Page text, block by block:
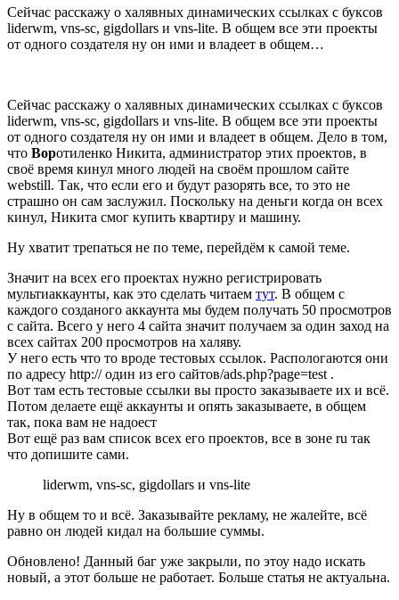
Сейчас расскажу о халявных динамических ссылках с буксов
liderwm, vns-sc, gigdollars и vns-lite. В общем все эти проекты
от одного создателя ну он ими и владеет в общем…
Сейчас расскажу о халявных динамических ссылках с буксов
liderwm, vns-sc, gigdollars и vns-lite. В общем все эти проекты
от одного создателя ну он ими и владеет в общем. Дело в том,
что Воротиленко Никита, администратор этих проектов, в
своё время кинул много людей на своём прошлом сайте
webstill. Так, что если его и будут разорять все, то это не
страшно он сам заслужил. Поскольку на деньги когда он всех
кинул, Никита смог купить квартиру и машину.
Ну хватит трепаться не по теме, перейдём к самой теме.
Значит на всех его проектах нужно регистрировать
мультиаккаунты, как это сделать читаем тут. В общем с
каждого созданого аккаунта мы будем получать 50 просмотров
с сайта. Всего у него 4 сайта значит получаем за один заход на
всех сайтах 200 просмотров на халяву.
У него есть что то вроде тестовых ссылок. Распологаются они
по адресу http:// один из его сайтов/ads.php?page=test .
Вот там есть тестовые ссылки вы просто заказываете их и всё.
Потом делаете ещё аккаунты и опять заказываете, в общем
так, пока вам не надоест
Вот ещё раз вам список всех его проектов, все в зоне ru так
что допишите сами.
liderwm, vns-sc, gigdollars и vns-lite
Ну в общем то и всё. Заказывайте рекламу, не жалейте, всё
равно он людей кидал на большие суммы.
Обновлено! Данный баг уже закрыли, по этоу надо искать
новый, а этот больше не работает. Больше статья не актуальна.